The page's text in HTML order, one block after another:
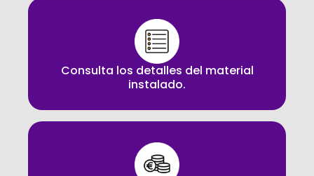
Consulta los detalles del material
instalado.